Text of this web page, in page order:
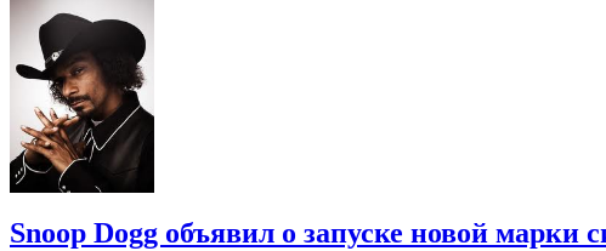
Snoop Dogg объявил о запуске новой марки